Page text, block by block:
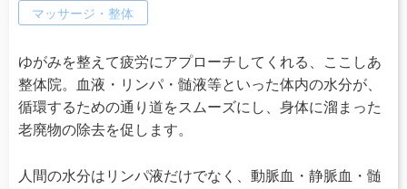
マッサージ・整体
ゆがみを整えて疲労にアプローチしてくれる、ここしあ
整体院。血液・リンパ・髄液等といった体内の水分が、
循環するための通り道をスムーズにし、身体に溜まった
老廃物の除去を促します。
人間の水分はリンパ液だけでなく、動脈血・静脈血・髄